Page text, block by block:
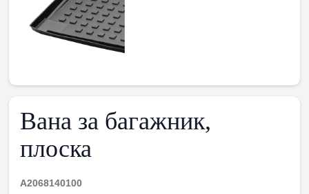
Вана за багажник,
плоска
A2068140100